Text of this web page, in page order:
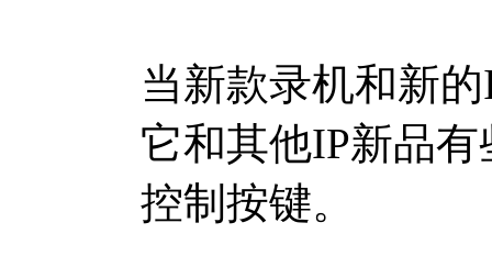
当新款录机和新
它和其他IP新品
控制按键。